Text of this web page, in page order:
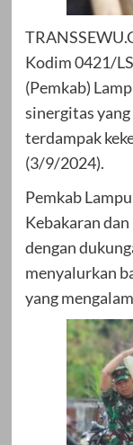
Kodim 0421/
(Pemkab)
sinergitas
terdampak
(3/9/2024).
Pemkab
Kebakaran
dengan
menyalurkan
yang